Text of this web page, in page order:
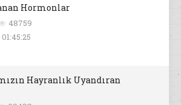
Hormonlar
48759
Hayranlık Uyandıran